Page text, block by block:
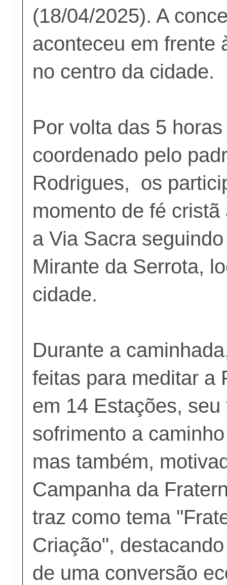
(18/04/2025). A
aconteceu em frente
no centro da cidade.
Por volta das 5
coordenado pelo
Rodrigues, os
momento de fé
a Via Sacra
Mirante da Serrota,
cidade.
Durante a
feitas para meditar a
em 14 Estações,
sofrimento a
mas também,
Campanha da
traz como tema
Criação",
de uma conversão